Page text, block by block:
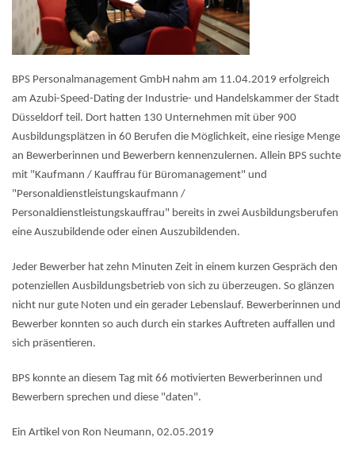
BPS Personalmanagement GmbH nahm am 11.04.2019 erfolgreich
am Azubi-Speed-Dating der Industrie- und Handelskammer der Stadt
Düsseldorf teil. Dort hatten 130 Unternehmen mit über 900
Ausbildungsplätzen in 60 Berufen die Möglichkeit, eine riesige Menge
an Bewerberinnen und Bewerbern kennenzulernen. Allein BPS suchte
mit "Kaufmann / Kauffrau für Büromanagement" und
"Personaldienstleistungskaufmann /
Personaldienstleistungskauffrau" bereits in zwei Ausbildungsberufen
eine Auszubildende oder einen Auszubildenden.
Jeder Bewerber hat zehn Minuten Zeit in einem kurzen Gespräch den
potenziellen Ausbildungsbetrieb von sich zu überzeugen. So glänzen
nicht nur gute Noten und ein gerader Lebenslauf. Bewerberinnen und
Bewerber konnten so auch durch ein starkes Auftreten auffallen und
sich präsentieren.
BPS konnte an diesem Tag mit 66 motivierten Bewerberinnen und
Bewerbern sprechen und diese "daten".
Ein Artikel von Ron Neumann, 02.05.2019